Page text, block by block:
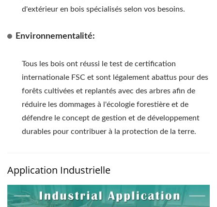
d'extérieur en bois spécialisés selon vos besoins.
Environnementalité:
Tous les bois ont réussi le test de certification
internationale FSC et sont légalement abattus pour des
forêts cultivées et replantés avec des arbres afin de
réduire les dommages à l'écologie forestière et de
défendre le concept de gestion et de développement
durables pour contribuer à la protection de la terre.
Application Industrielle